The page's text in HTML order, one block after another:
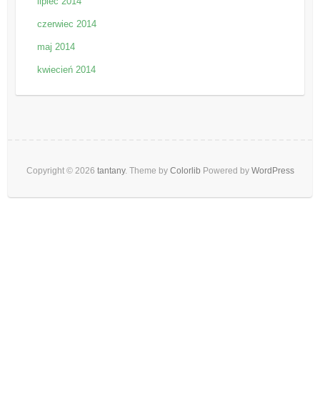
czerwiec 2014
maj 2014
kwiecień 2014
Copyright © 2026 tantany. Theme by Colorlib Powered by WordPress